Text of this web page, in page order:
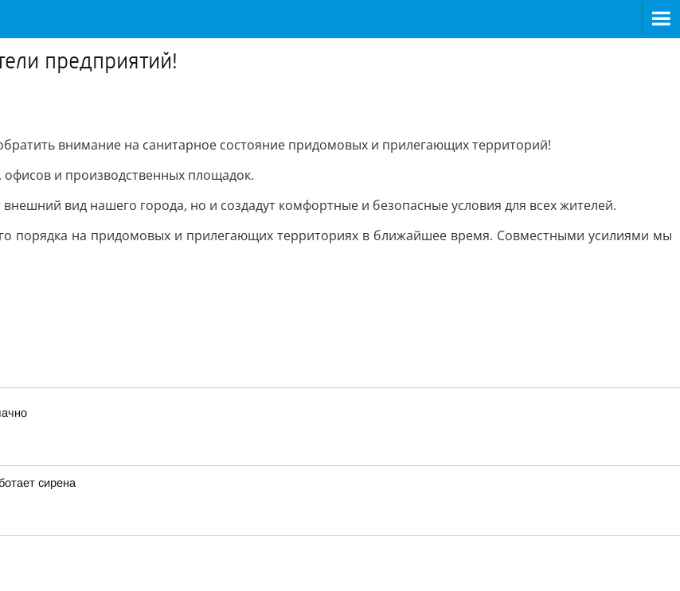
предприятий!
внимание на санитарное состояние придомовых и прилегающих территорий!
и производственных площадок.
вид нашего города, но и создадут комфортные и безопасные условия для всех жителей.
порядка на придомовых и прилегающих территориях в ближайшее время. Совместными усилиями мы
сирена